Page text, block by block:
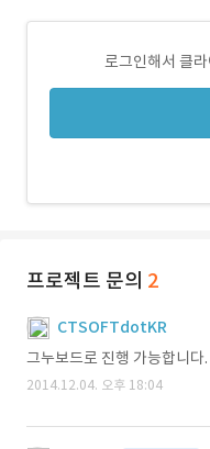
로그인해서 클
프로젝트 문의 2
CTSOFTdotKR
그누보드로 진행 가능합니다
2014.12.04. 오후 18:04